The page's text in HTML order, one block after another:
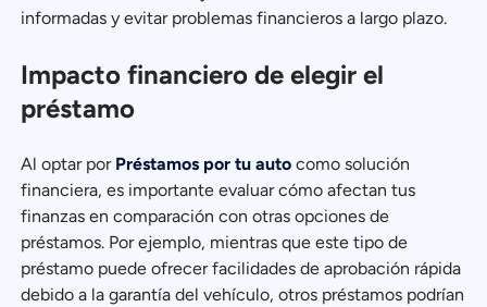
informadas y evitar problemas financieros a largo plazo.
Impacto financiero de elegir el
préstamo
Al optar por Préstamos por tu auto como solución
financiera, es importante evaluar cómo afectan tus
finanzas en comparación con otras opciones de
préstamos. Por ejemplo, mientras que este tipo de
préstamo puede ofrecer facilidades de aprobación rápida
debido a la garantía del vehículo, otros préstamos podrían